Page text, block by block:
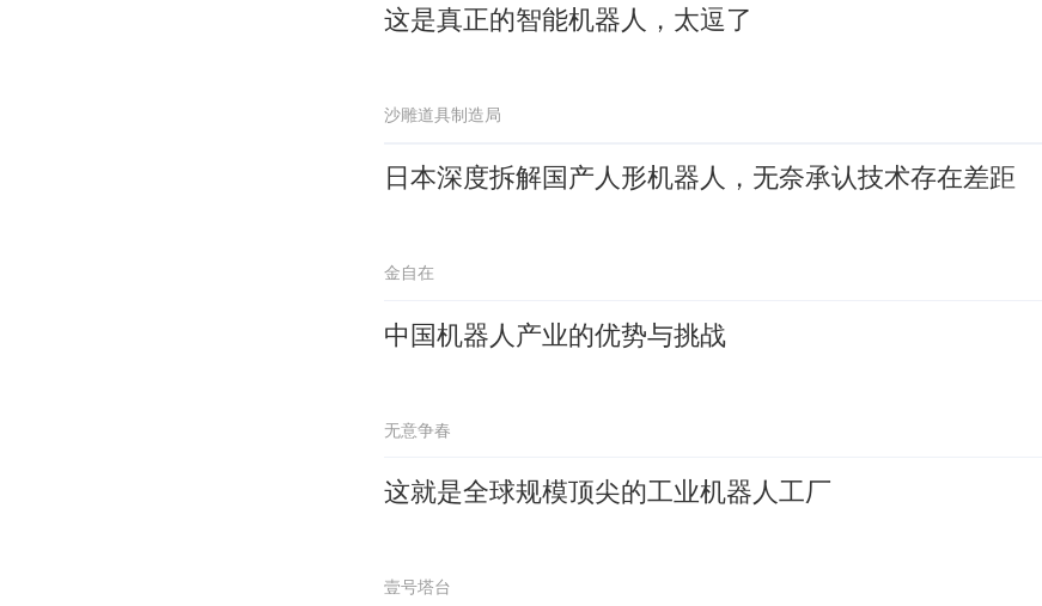
这是真正的智能机器人，太逗了
沙雕道具制造局
日本深度拆解国产人形机器人，无奈承认技术存在差距
金自在
中国机器人产业的优势与挑战
无意争春
这就是全球规模顶尖的工业机器人工厂
壹号塔台